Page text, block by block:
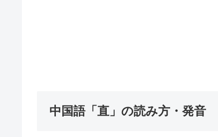
中国語「直」の読み方・発音